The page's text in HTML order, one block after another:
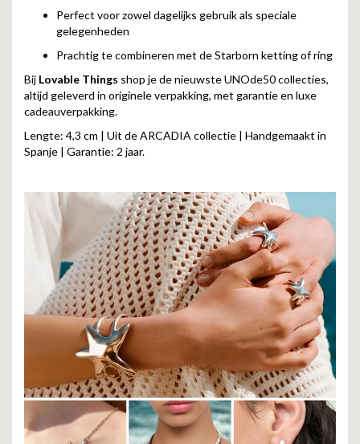
Perfect voor zowel dagelijks gebruik als speciale
gelegenheden
Prachtig te combineren met de Starborn ketting of ring
Bij Lovable Things shop je de nieuwste UNOde50 collecties,
altijd geleverd in originele verpakking, met garantie en luxe
cadeauverpakking.
Lengte: 4,3 cm | Uit de ARCADIA collectie | Handgemaakt in
Spanje | Garantie: 2 jaar.